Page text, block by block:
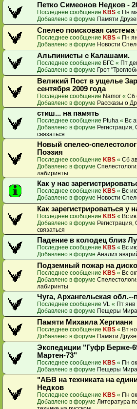
Петко Симеонов Недков -
Последнее сообщение KBS « Пн
Добавлено в форуме Памяти
Спелео поисковая система
Последнее сообщение KBS « Пн
Добавлено в форуме Новости
Альпинисты с Калашами.
Последнее сообщение БГС « Пт
Добавлено в форуме Грот
Великий Пост в ущелье
сентября 2009 года
Последнее сообщение Namor « Сб
Добавлено в форуме Рассказы о
стиш... на память
Последнее сообщение Ptuha « Вс
Добавлено в форуме Регистрация,
связаться
Новый спелео-
Поэзия
Последнее сообщение KBS « Сб
Добавлено в форуме
лабиринты
Как у нас
Последнее сообщение KBS « Вс
Добавлено в форуме Новости
Как зарегистрироваться у
Последнее сообщение KBS « Вс
Добавлено в форуме Регистрация,
связаться
Падение в колодец близ
Последнее сообщение KBS « Вс
Добавлено в форуме Анализ
Подземный пожар на
Последнее сообщение KBS « Вс
Добавлено в форуме
лабиринты
Чуга, Архангельская
Последнее сообщение VL « Пт янв
Добавлено в форуме Пещеры Мира
Памяти Михаила Хергиани
Последнее сообщение KBS « Вт
Добавлено в форуме Памяти
Экспедиции "Гуфр Берже-
Мартен-73"
Последнее сообщение KBS « Пн
Добавлено в форуме Пещеры Мира
"АБВ на техниката на
Недков
Последнее сообщение KBS « Пн
Добавлено в форуме Литература